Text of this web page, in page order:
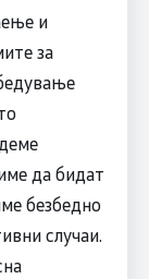
и
за
да бидат
безбедно
случаи.